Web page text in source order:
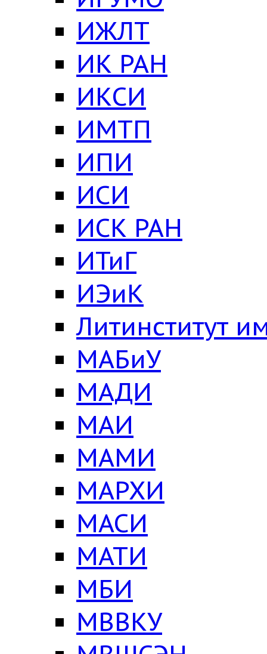
ИЖЛТ
ИК РАН
ИКСИ
ИМТП
ИПИ
ИСИ
ИСК РАН
ИТиГ
ИЭиК
Литинститут
МАБиУ
МАДИ
МАИ
МАМИ
МАРХИ
МАСИ
МАТИ
МБИ
МВВКУ